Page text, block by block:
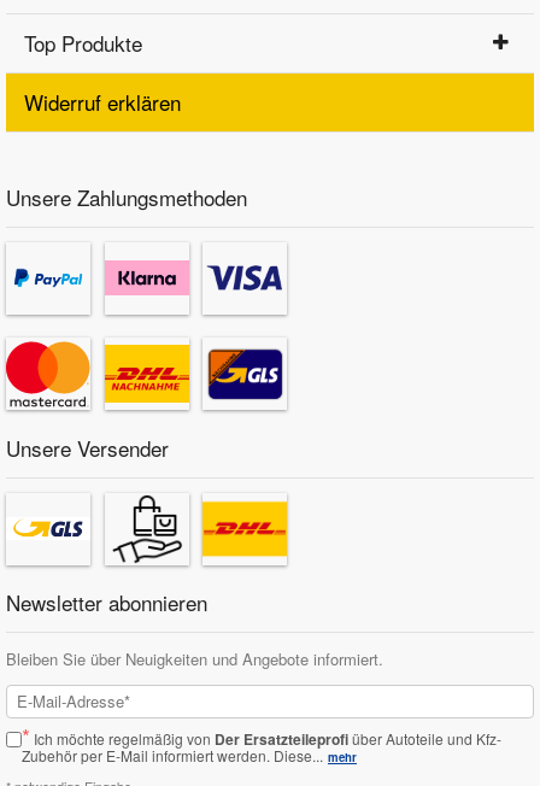
Top Produkte
Widerruf erklären
Unsere Zahlungsmethoden
Unsere Versender
Newsletter abonnieren
Bleiben Sie über Neuigkeiten und Angebote informiert.
* Ich möchte regelmäßig von Der Ersatzteileprofiüber Autoteile und Kfz-
Zubehör per E-Mail informiert werden. Diese... mehr